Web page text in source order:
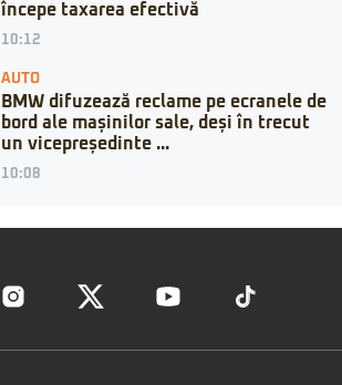
începe taxarea efectivă
10:12
AUTO
BMW difuzează reclame pe ecranele de
bord ale mașinilor sale, deși în trecut
un vicepreședinte ...
10:08